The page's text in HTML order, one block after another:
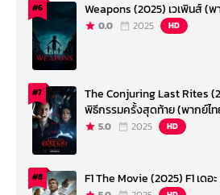
#6 Weapons (2025) เวเพินส์ (พ
0.0 2025 HD
#7
The Conjuring Last Rites
พิธีกรรมครั้งสุดท้าย (พากย์ไ
5.0 2025 HD
#8 F1 The Movie (2025) F1 เด